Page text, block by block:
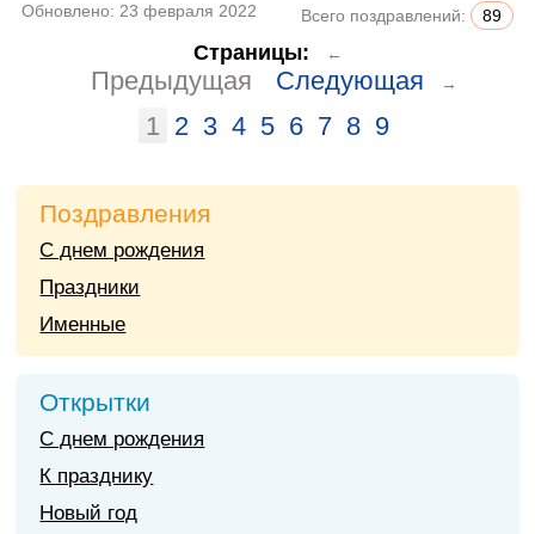
Обновлено: 23 февраля 2022 Всего поздравлений: 89
Страницы: ←
Предыдущая Следующая →
1 2 3 4 5 6 7 8 9
Поздравления
С днем рождения
Праздники
Именные
Открытки
С днем рождения
К празднику
Новый год